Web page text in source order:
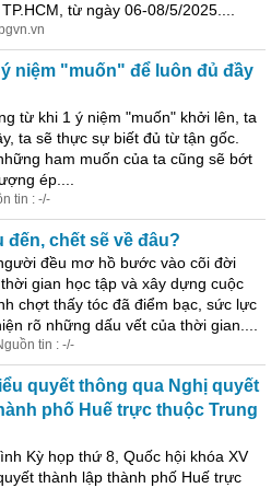
từ ngày 06-08/5/2025....
niệm "muốn" để luôn đủ đầy
từ khi 1 ý niệm "muốn" khởi lên, ta
ta sẽ thực sự biết đủ từ tận gốc.
ham muốn của ta cũng sẽ bớt
ép....
tin : -/-
đến, chết sẽ về đâu?
đều mơ hồ bước vào cõi đời
gian học tập và xây dựng cuộc
chợt thấy tóc đã điểm bạc, sức lực
rõ những dấu vết của thời gian....
tin : -/-
quyết thông qua Nghị quyết
phố Huế trực thuộc Trung
Kỳ họp thứ 8, Quốc hội khóa XV
thành lập thành phố Huế trực